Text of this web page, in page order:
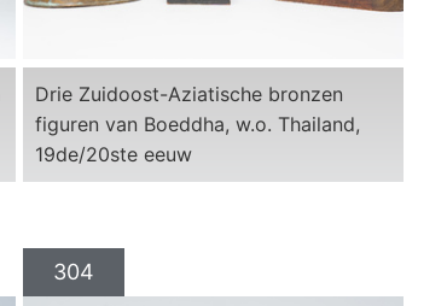
Drie Zuidoost-Aziatische bronzen
figuren van Boeddha, w.o. Thailand,
19de/20ste eeuw
304